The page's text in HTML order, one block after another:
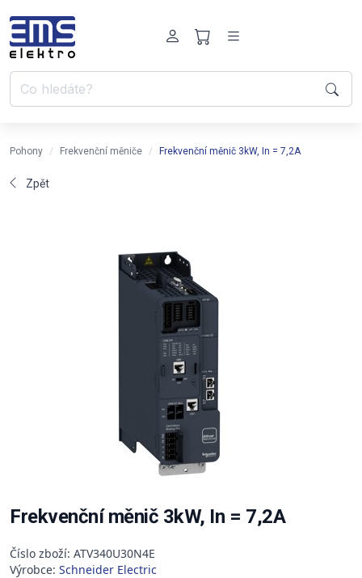
Pohony Frekvenční měniče Frekvenční měnič 3kW, In = 7,2A
Zpět
Frekvenční měnič 3kW, In = 7,2A
Číslo zboží: ATV340U30N4E
Výrobce: Schneider Electric